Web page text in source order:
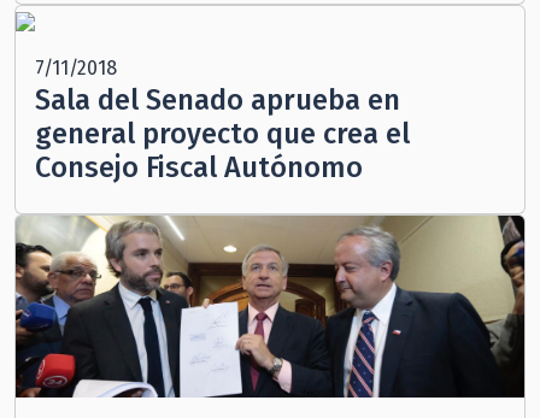
7/11/2018
Sala del Senado aprueba en
general proyecto que crea el
Consejo Fiscal Autónomo